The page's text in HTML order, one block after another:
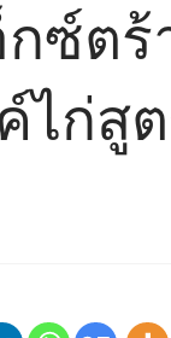
ซ์ตร้
ไก่สู